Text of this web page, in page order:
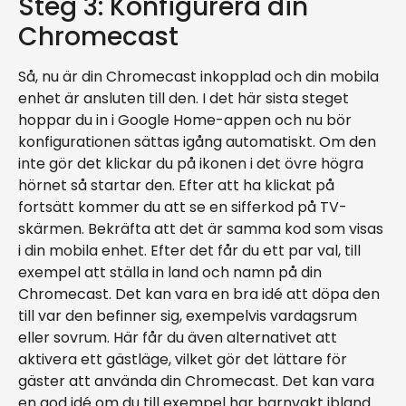
Chromecast
Så, nu är din Chromecast inkopplad och din mobila
enhet är ansluten till den. I det här sista steget
hoppar du in i Google Home-appen och nu bör
konfigurationen sättas igång automatiskt. Om den
inte gör det klickar du på ikonen i det övre högra
hörnet så startar den. Efter att ha klickat på
fortsätt kommer du att se en sifferkod på TV-
skärmen. Bekräfta att det är samma kod som visas
i din mobila enhet. Efter det får du ett par val, till
exempel att ställa in land och namn på din
Chromecast. Det kan vara en bra idé att döpa den
till var den befinner sig, exempelvis vardagsrum
eller sovrum. Här får du även alternativet att
aktivera ett gästläge, vilket gör det lättare för
gäster att använda din Chromecast. Det kan vara